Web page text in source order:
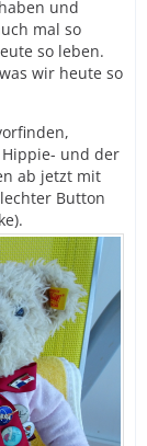
und
mal so
so leben.
wir heute so
und der
ab jetzt mit
Button